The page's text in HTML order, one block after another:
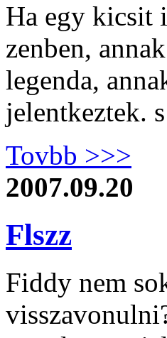
Ha egy kicsit
zenben,
legenda,
jelentkeztek.
Tovbb >>>
2007.09.20
Flszz
Fiddy nem